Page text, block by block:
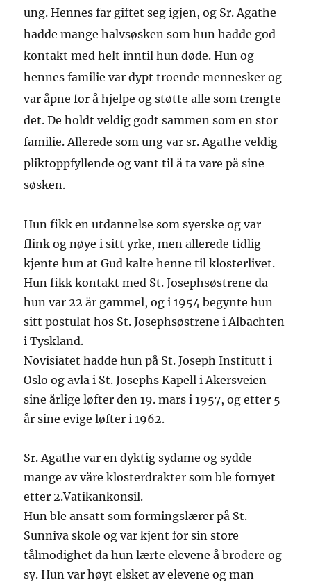
ung.Hennes far giftet seg igjen,og Sr. Agathe
haddemangehalvsøsken som hun hadde god
kontakt med heltinntilhun døde. Hun og
hennes familie var dypt troende mennesker og
varåpne for å hjelpe og støtte alle som trengte
det. De holdt veldig godt sammen somen stor
familie. Allerede som ung varsr. Agathe veldig
pliktoppfyllende og vant til å ta vare på sine
søsken.
Hun fikk en utdannelse som syerske og var
flink og nøye i sitt yrke, men allerede tidlig
kjente hun at Gud kalte henne til klosterlivet.
Hun fikk kontakt med St. Josephsøstrene da
hun var 22 år gammel, og i 1954 begynte hun
sitt postulat hos St. Josephsøstrene i Albachten
i Tyskland.
Novisiatet hadde hun på St. Joseph Institutt i
Oslo og avla i St. Josephs Kapell i Akersveien
sine årlige løfter den 19. mars i 1957, og etter 5
år sine evige løfter i 1962.
Sr. Agathe var en dyktig sydame og sydde
mange av våre klosterdrakter som ble fornyet
etter 2.Vatikankonsil.
Hun ble ansatt som formingslærer på St.
Sunniva skole og var kjent for sin store
tålmodighet da hun lærte elevene å brodere og
sy.Hun var høyt elsket av elevene og man